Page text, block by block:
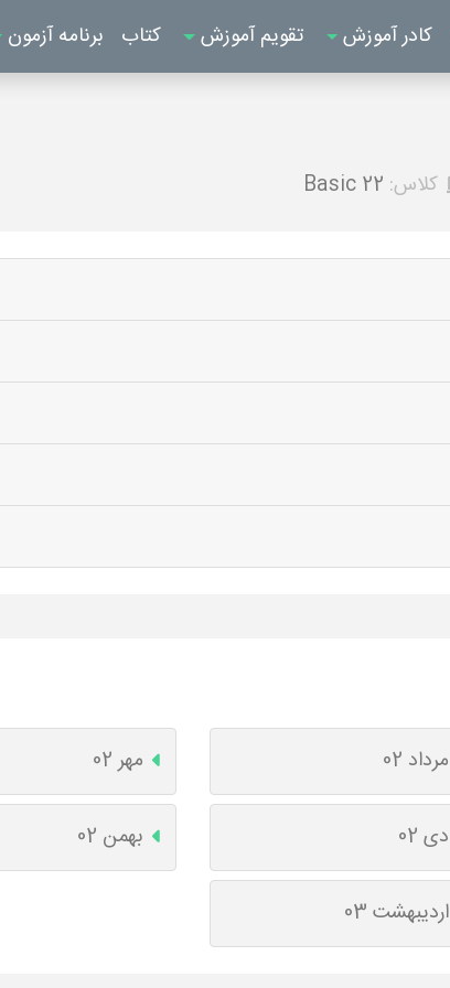
کادر آموزش تقویم آموزش کتاب برنامه آزمون
کلاس: Basic 22
مرداد 02 مهر 02
دی 02 بهمن 02
اردیبهشت 03